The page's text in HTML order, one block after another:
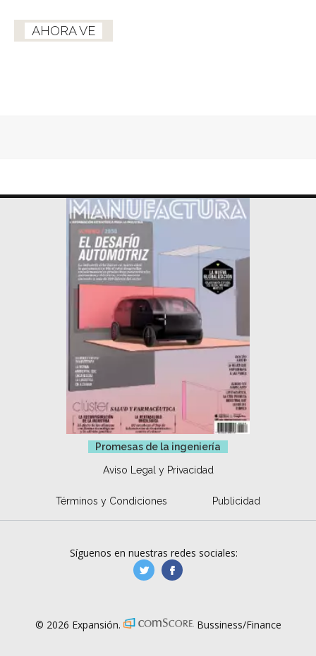
AHORA VE
Promesas de la ingeniería
Aviso Legal y Privacidad
Términos y Condiciones Publicidad
Síguenos en nuestras redes sociales:
manufacturaGE
© 2026 Expansión. Bussiness/Finance